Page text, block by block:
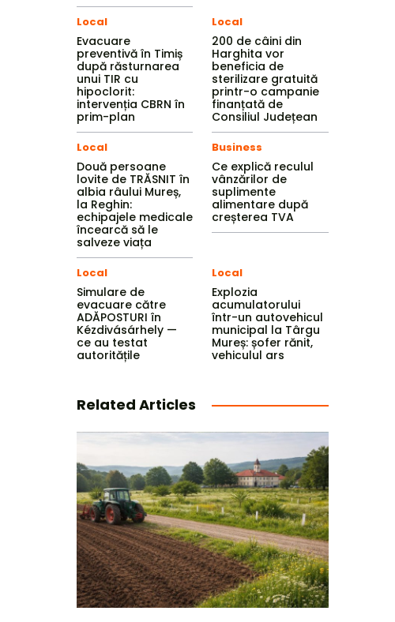
Local
Evacuare
preventivă în Timiș
după răsturnarea
unui TIR cu
hipoclorit:
intervenția CBRN în
prim-plan
Local
200 de câini din
Harghita vor
beneficia de
sterilizare gratuită
printr-o campanie
finanțată de
Consiliul Județean
Local
Două persoane
lovite de TRĂSNIT în
albia râului Mureș,
la Reghin:
echipajele medicale
încearcă să le
salveze viața
Business
Ce explică reculul
vânzărilor de
suplimente
alimentare după
creșterea TVA
Local
Simulare de
evacuare către
ADĂPOSTURI în
Kézdivásárhely —
ce au testat
autoritățile
Local
Explozia
acumulatorului
într-un autovehicul
municipal la Târgu
Mureș: șofer rănit,
vehiculul ars
Related Articles